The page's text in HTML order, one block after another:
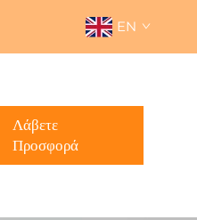
EN
Λάβετε
Προσφορά